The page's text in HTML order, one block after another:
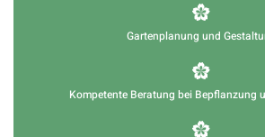
Gartenplanung und
Kompetente Beratung bei Bepflanzung